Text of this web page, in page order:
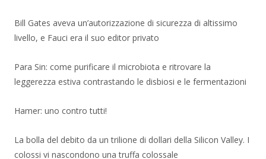
Bill Gates aveva un’autorizzazione di sicurezza di altissimo
livello, e Fauci era il suo editor privato
Para Sin: come purificare il microbiota e ritrovare la
leggerezza estiva contrastando le disbiosi e le fermentazioni
Hamer: uno contro tutti!
La bolla del debito da un trilione di dollari della Silicon Valley. I
colossi vi nascondono una truffa colossale